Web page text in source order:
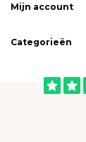
Mijn account
Categorieën